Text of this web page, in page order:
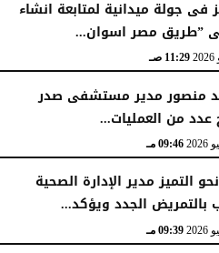
فى جولة ميدانية لمتابعة انشاء
”طريق مصر اسوان...
11:29 صـ
منصور مدير مستشفى صدر
عدد من العمليات...
09:46 مـ
التميز مدير الإدارة الصحية
بالتمريض الجدد ويؤكد...
09:39 مـ